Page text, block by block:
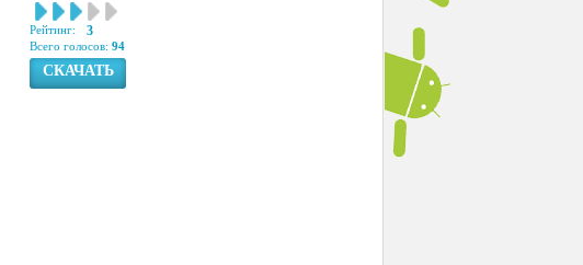
Рейтинг: 3
Всего голосов: 94
СКАЧАТЬ